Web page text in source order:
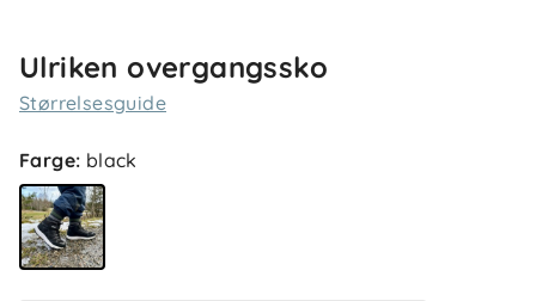
Ulriken overgangssko
Størrelsesguide
Farge: black